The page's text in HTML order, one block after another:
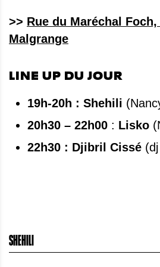
>> Rue du Maréchal
Malgrange
LINE UP DU JOUR
19h-20h : Shehili
20h30 – 22h00 : Lisko
22h30 : Djibril Cissé
SHEHILI